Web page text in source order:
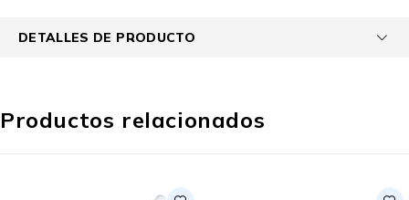
DETALLES DE PRODUCTO
Productos relacionados